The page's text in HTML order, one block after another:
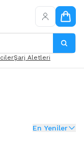
Şarj Aletleri
En Yeniler